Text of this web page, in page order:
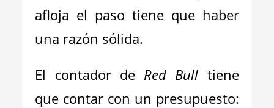
afloja el paso tiene que haber
una razón sólida.
El contador de Red Bull tiene
que contar con un presupuesto: